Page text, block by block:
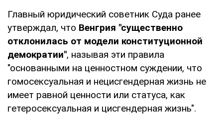
Главный юридический советник Суда ранее
утверждал, что Венгрия "существенно
отклонилась от модели конституционной
демократии", называя эти правила
"основанными на ценностном суждении, что
гомосексуальная и нецисгендерная жизнь не
имеет равной ценности или статуса, как
гетеросексуальная и цисгендерная жизнь".